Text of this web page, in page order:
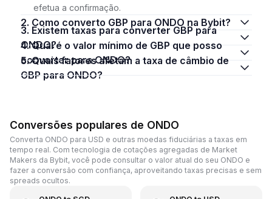
efetua a confirmação.
2. Como converto GBP para ONDO na Bybit?
3. Existem taxas para converter GBP para
ONDO?
4. Qual é o valor mínimo de GBP que posso
converter para ONDO?
5. Quais fatores afetam a taxa de câmbio de
GBP para ONDO?
Conversões populares de ONDO
Converta ONDO para USD e outras moedas fiduciárias a taxas em
tempo real. Com tecnologia de cotações agregadas de Market
Makers da Bybit, você pode consultar o valor atual do seu ONDO e
fazer a conversão com confiança, aproveitando taxas precisas e sem
spreads ocultos.